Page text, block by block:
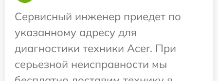
Сервисный инженер приедет по
указанному адресу для
диагностики техники Acer. При
серьезной неисправности мы